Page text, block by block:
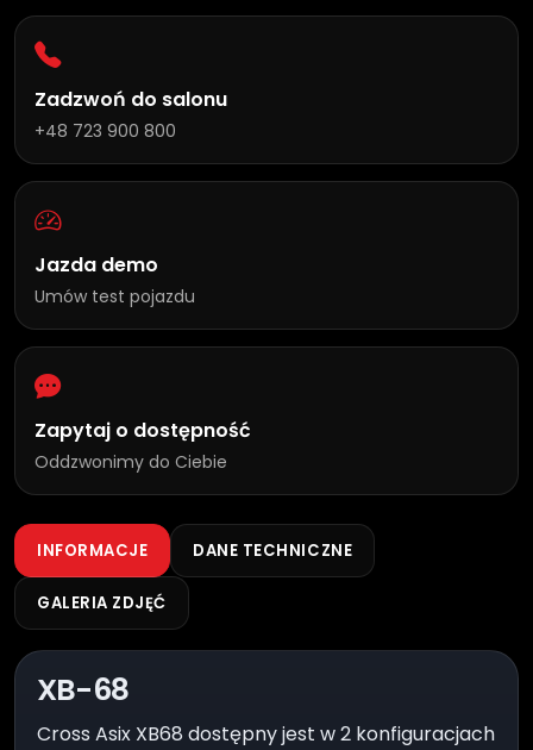
Zadzwoń do salonu
+48 723 900 800
Jazda demo
Umów test pojazdu
Zapytaj o dostępność
Oddzwonimy do Ciebie
INFORMACJE DANE TECHNICZNE
GALERIA ZDJĘĆ
XB-68
Cross Asix XB68 dostępny jest w 2 konfiguracjach